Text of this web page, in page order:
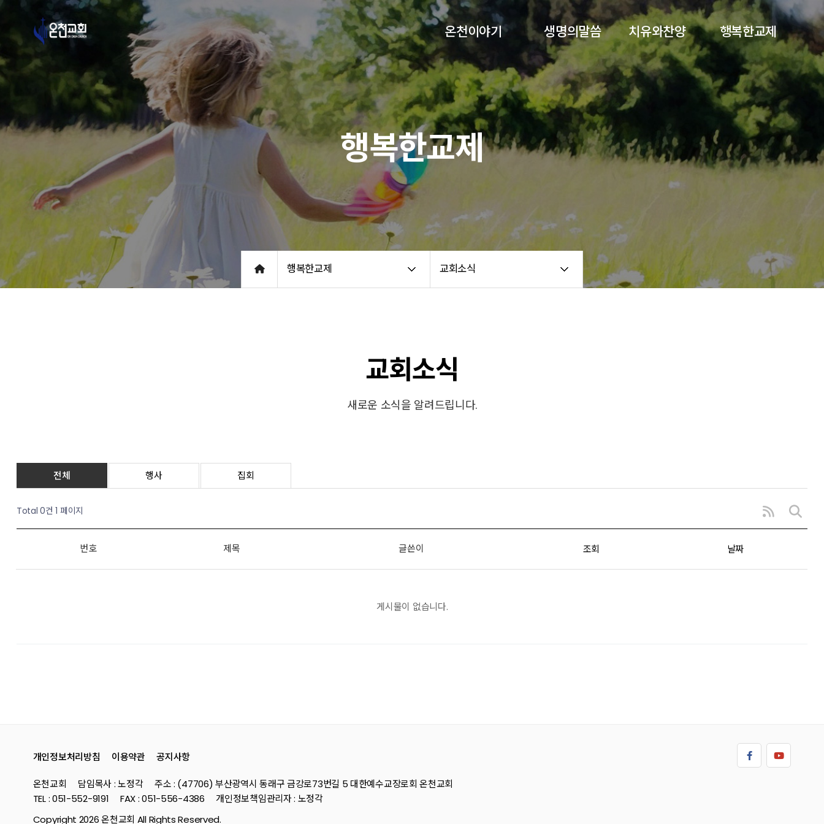
로그인 회원가입
바로가기 링크메뉴
온천교회 유튜브
온천교회 페이스북
온천이야기
교회비전
담임목사 인사말
섬기는분들
교회연혁
온라인헌금
70주년 기념화보집
온천교회 코로나 백서
생명의말씀
주일 낮 예배
주일 오후 예배
수요 말씀 예배
금요 성령 말씀
치유와찬양
금요성령집회
행복한교제
공지사항
교회주보
행사앨범
중보기도
기부금영수증신청
개인정보처리방침
서비스 이용약관
행복한교제 교회소식
행복한교제
교회소식
새로운 소식을 알려드립니다.
전체 행사 집회
Total 0건 1 페이지
번호 제목 글쓴이 조회 날짜
게시물이 없습니다.
개인정보처리방침 이용약관 공지사항
온천교회 담임목사 : 노정각
주소 : (47706) 부산광역시 동래구 금강로73번길 5 대한예수교장로회 온천교회
TEL : 051-552-9191
FAX : 051-556-4386
개인정보책임관리자 : 노정각
Copyright 2026 온천교회 All Rights Reserved.